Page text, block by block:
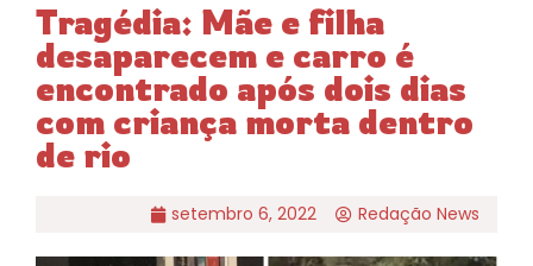
Tragédia: Mãe e filha
desaparecem e carro é
encontrado após dois dias
com criança morta dentro
de rio
setembro 6, 2022 Redação News